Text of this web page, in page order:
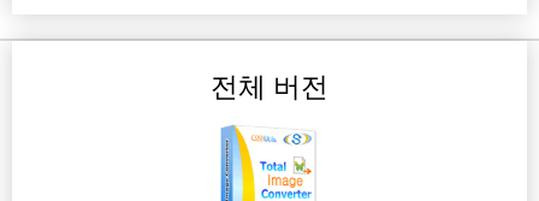
전체 버전